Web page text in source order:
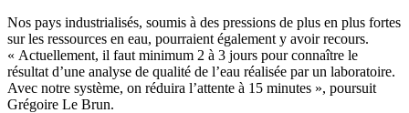
Nos pays industrialisés, soumis à des pressions de plus en plus fortes
sur les ressources en eau, pourraient également y avoir recours.
« Actuellement, il faut minimum 2 à 3 jours pour connaître le
résultat d’une analyse de qualité de l’eau réalisée par un laboratoire.
Avec notre système, on réduira l’attente à 15 minutes », poursuit
Grégoire Le Brun.